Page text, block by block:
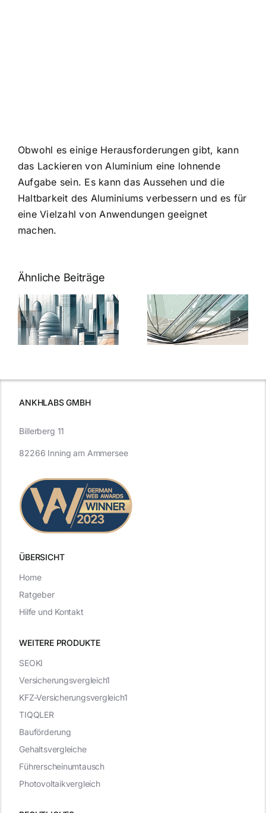
Obwohl es einige Herausforderungen gibt, kann
das Lackieren von Aluminium eine lohnende
Aufgabe sein. Es kann das Aussehen und die
Haltbarkeit des Aluminiums verbessern und es für
eine Vielzahl von Anwendungen geeignet
machen.
Ähnliche Beiträge
5 Gründe,
warum
Nanoversiegelung
auf Glas
7
Expertentipps
für maximale
ANKHLABS GMBH
ÜBERSICHT
WEITERE PRODUKTE
Billerberg 11
82266 Inning am Ammersee
SEOKI
Versicherungsvergleich1
KFZ-Versicherungsvergleich1
TIQQLER
Bauförderung
Gehaltsvergleiche
Führerscheinumtausch
Photovoltaikvergleich
Home
Ratgeber
Hilfe und Kontakt